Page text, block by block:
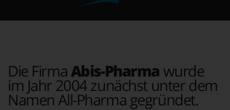
Die Firma Abis-Pharma wurde
im Jahr 2004 zunächst unter dem
Namen All-Pharma gegründet.